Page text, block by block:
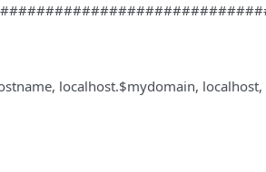
localhost.$mydomain, localhost,